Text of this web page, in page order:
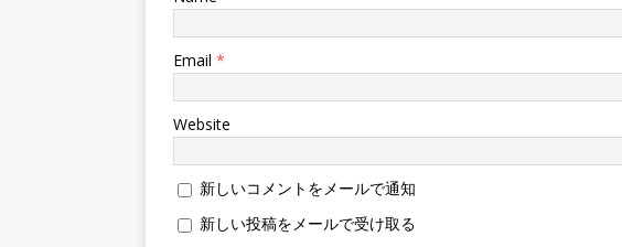
Email *
Website
新しいコメントをメールで通知
新しい投稿をメールで受け取る